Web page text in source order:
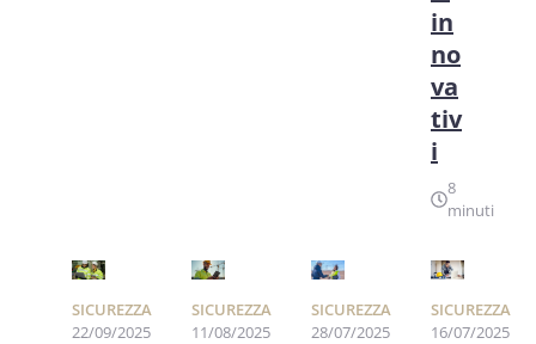
in
no
va
tiv
i
8
minuti
SICUREZZA
22/09/2025
SICUREZZA
11/08/2025
SICUREZZA
28/07/2025
SICUREZZA
16/07/2025